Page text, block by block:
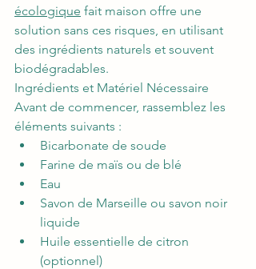
écologique fait maison offre une
solution sans ces risques, en utilisant
des ingrédients naturels et souvent
biodégradables.
Ingrédients et Matériel Nécessaire
Avant de commencer, rassemblez les
éléments suivants :
Bicarbonate de soude
Farine de maïs ou de blé
Eau
Savon de Marseille ou savon noir
liquide
Huile essentielle de citron
(optionnel)